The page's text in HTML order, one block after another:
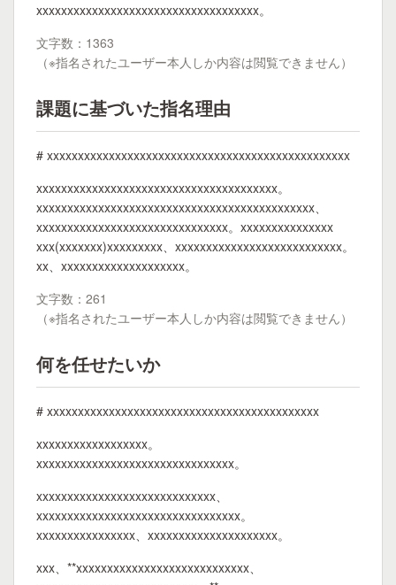
xxxxxxxxxxxxxxxxxxxxxxxxxxxxxxxxxxxx。
文字数：1363
（※指名されたユーザー本人しか内容は閲覧できません）
課題に基づいた指名理由
# xxxxxxxxxxxxxxxxxxxxxxxxxxxxxxxxxxxxxxxxxxxxxxxxx
xxxxxxxxxxxxxxxxxxxxxxxxxxxxxxxxxxxxxxx。
xxxxxxxxxxxxxxxxxxxxxxxxxxxxxxxxxxxxxxxxxxxxx、
xxxxxxxxxxxxxxxxxxxxxxxxxxxxxxx。xxxxxxxxxxxxxxx
xxx(xxxxxxx)xxxxxxxxx、xxxxxxxxxxxxxxxxxxxxxxxxxxx。
xx、xxxxxxxxxxxxxxxxxxxx。
文字数：261
（※指名されたユーザー本人しか内容は閲覧できません）
何を任せたいか
# xxxxxxxxxxxxxxxxxxxxxxxxxxxxxxxxxxxxxxxxxxxx
xxxxxxxxxxxxxxxxxx。
xxxxxxxxxxxxxxxxxxxxxxxxxxxxxxxx。
xxxxxxxxxxxxxxxxxxxxxxxxxxxxx、
xxxxxxxxxxxxxxxxxxxxxxxxxxxxxxxxx。
xxxxxxxxxxxxxxxx、xxxxxxxxxxxxxxxxxxxxx。
xxx、**xxxxxxxxxxxxxxxxxxxxxxxxxxxx、